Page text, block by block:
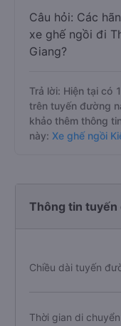
Câu hỏi: Các
xe ghế ngồi đi
Giang?
Trả lời: Hiện tại có
trên tuyến đường
khảo thêm thông
này: Xe ghế ngồi
Thông tin tuyến
Chiều dài tuyến
Thời gian di chuyển